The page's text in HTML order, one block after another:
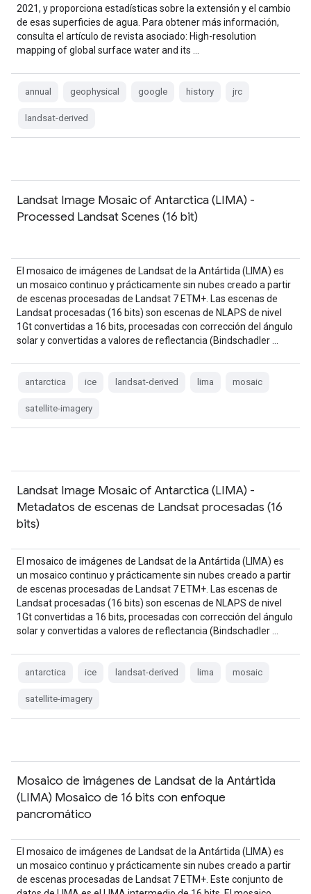
2021, y proporciona estadísticas sobre la extensión y el cambio
de esas superficies de agua. Para obtener más información,
consulta el artículo de revista asociado: High-resolution
mapping of global surface water and its …
annual geophysical google history jrc
landsat-derived
Landsat Image Mosaic of Antarctica (LIMA) -
Processed Landsat Scenes (16 bit)
El mosaico de imágenes de Landsat de la Antártida (LIMA) es
un mosaico continuo y prácticamente sin nubes creado a partir
de escenas procesadas de Landsat 7 ETM+. Las escenas de
Landsat procesadas (16 bits) son escenas de NLAPS de nivel
1Gt convertidas a 16 bits, procesadas con corrección del ángulo
solar y convertidas a valores de reflectancia (Bindschadler …
antarctica ice landsat-derived lima mosaic
satellite-imagery
Landsat Image Mosaic of Antarctica (LIMA) -
Metadatos de escenas de Landsat procesadas (16
bits)
El mosaico de imágenes de Landsat de la Antártida (LIMA) es
un mosaico continuo y prácticamente sin nubes creado a partir
de escenas procesadas de Landsat 7 ETM+. Las escenas de
Landsat procesadas (16 bits) son escenas de NLAPS de nivel
1Gt convertidas a 16 bits, procesadas con corrección del ángulo
solar y convertidas a valores de reflectancia (Bindschadler …
antarctica ice landsat-derived lima mosaic
satellite-imagery
Mosaico de imágenes de Landsat de la Antártida
(LIMA) Mosaico de 16 bits con enfoque
pancromático
El mosaico de imágenes de Landsat de la Antártida (LIMA) es
un mosaico continuo y prácticamente sin nubes creado a partir
de escenas procesadas de Landsat 7 ETM+. Este conjunto de